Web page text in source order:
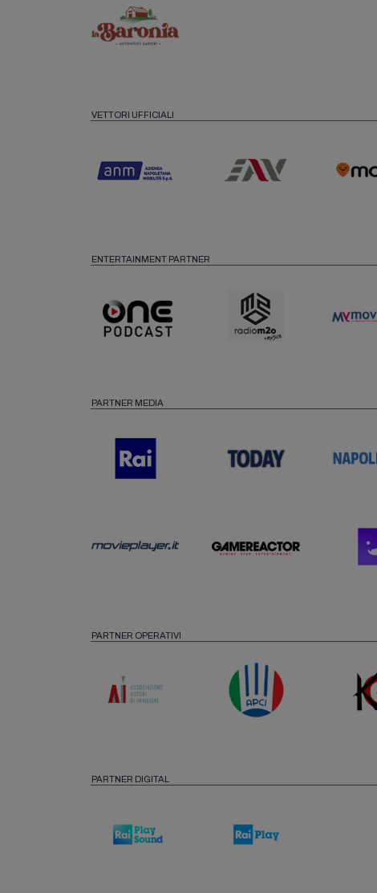
VETTORI UFFICIALI
ENTERTAINMENT PARTNER
PARTNER MEDIA
PARTNER OPERATIVI
PARTNER DIGITAL